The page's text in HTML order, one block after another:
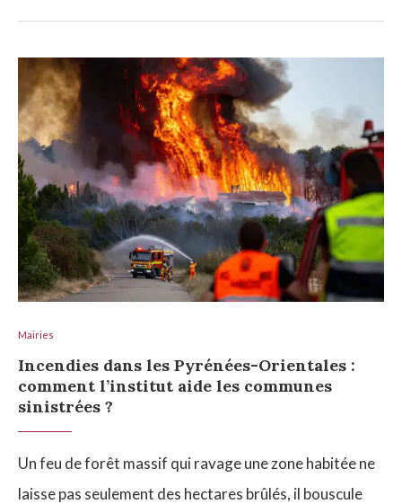
Mairies
Incendies dans les Pyrénées-Orientales :
comment l’institut aide les communes
sinistrées ?
Un feu de forêt massif qui ravage une zone habitée ne
laisse pas seulement des hectares brûlés, il bouscule